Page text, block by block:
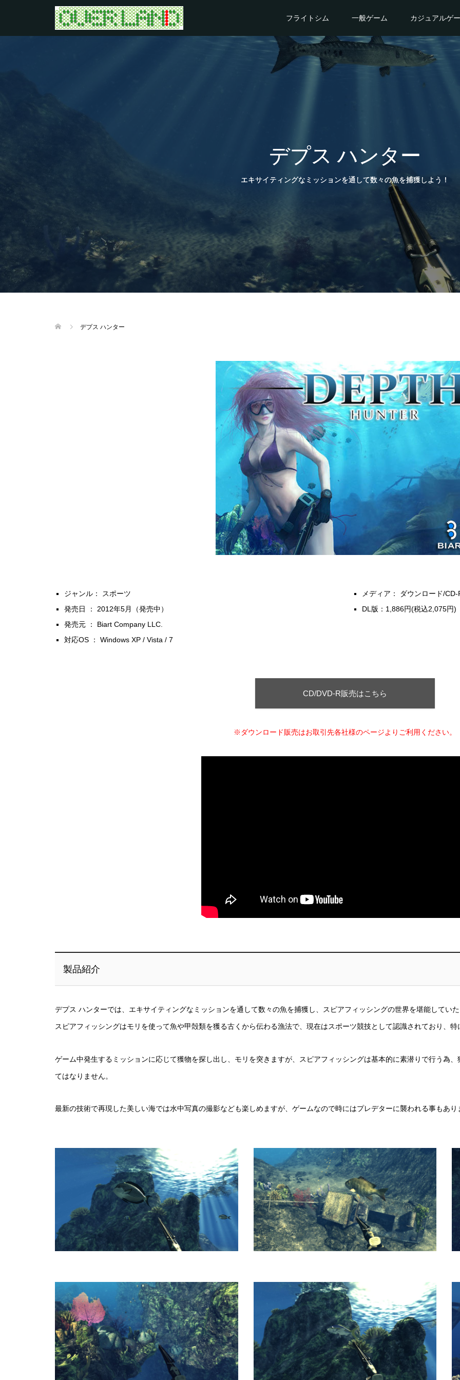
フライトシム 一般ゲーム カジュアルゲ
デプス ハンター
エキサイティングなミッションを通して数々の魚を捕獲しよう！
デプス ハンター
ジャンル： スポーツ
発売日 ： 2012年5月（発売中）
発売元 ： Biart Company LLC.
対応OS ： Windows XP / Vista / 7
メディア： ダウンロード/CD-
DL版：1,886円(税込2,075円)
CD/DVD-R販売はこちら
※ダウンロード販売はお取引先各社様のページよりご利用ください。
製品紹介
デプス ハンターでは、エキサイティングなミッションを通して数々の魚を捕獲し、スピアフィッシングの世界を堪能してい
スピアフィッシングはモリを使って魚や甲殻類を獲る古くから伝わる漁法で、現在はスポーツ競技として認識されており、
ゲーム中発生するミッションに応じて獲物を探し出し、モリを突きますが、スピアフィッシングは基本的に素潜りで行う為
てはなりません。
最新の技術で再現した美しい海では水中写真の撮影なども楽しめますが、ゲームなので時にはプレデターに襲われる事もあ